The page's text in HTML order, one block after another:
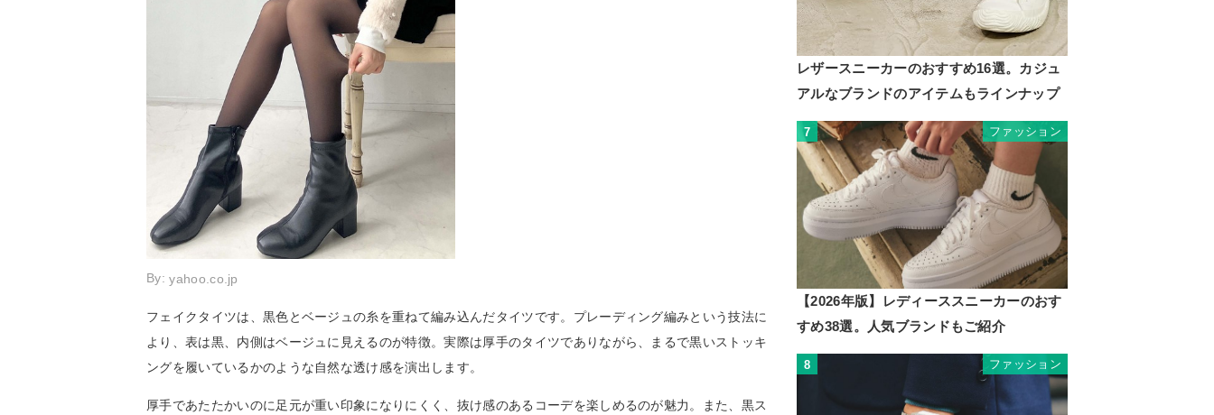
By:yahoo.co.jp
フェイクタイツは、黒色とベージュの糸を重ねて編み込んだタイツです。プレーディング編みという技法に
より、表は黒、内側はベージュに見えるのが特徴。実際は厚手のタイツでありながら、まるで黒いストッキ
ングを履いているかのような自然な透け感を演出します。
厚手であたたかいのに足元が重い印象になりにくく、抜け感のあるコーデを楽しめるのが魅力。また、黒ス
レザースニーカーのおすすめ16選。カジュ
アルなブランドのアイテムもラインナップ
7 ファッション
【2026年版】レディーススニーカーのおす
すめ38選。人気ブランドもご紹介
8 ファッション